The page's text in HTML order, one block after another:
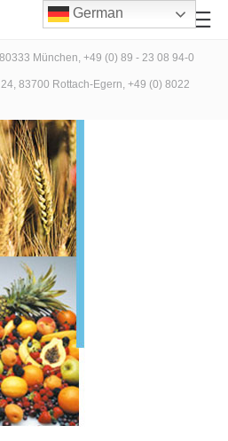
München, +49 (0) 89 - 23 08 94-0
83700 Rottach-Egern, +49 (0) 8022
German